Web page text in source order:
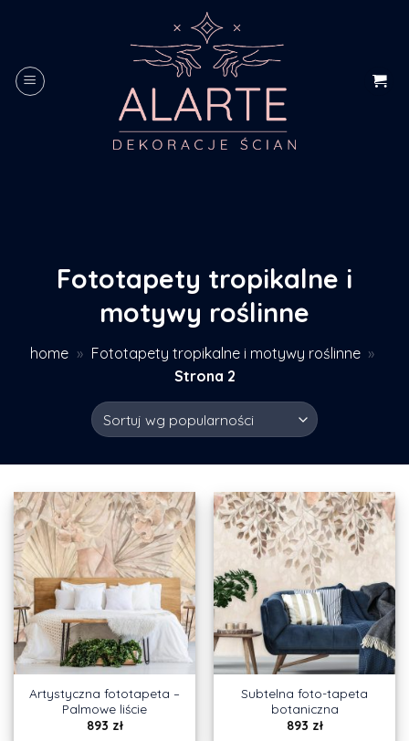
Fototapety tropikalne i
motywy roślinne
home » Fototapety tropikalne i motywy roślinne »
Strona 2
Artystyczna fototapeta –
Palmowe liście
893 zł
Subtelna foto-tapeta
botaniczna
893 zł